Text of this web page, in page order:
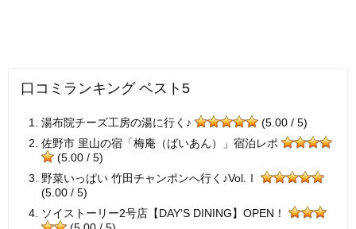
口コミランキング ベスト5
湯布院チーズ工房の湯に行く♪
(5.00 / 5)
佐野市 里山の宿「梅庵（ばいあん）」宿泊レポ
(5.00 / 5)
野菜いっぱい 竹田チャンポンへ行く♪Vol.Ⅰ
(5.00 / 5)
ソイストーリー2号店【DAY'S DINING】OPEN！